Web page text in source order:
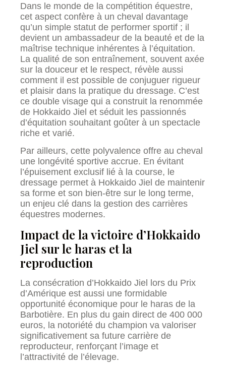
Dans le monde de la compétition équestre,
cet aspect confère à un cheval davantage
qu’un simple statut de performer sportif ; il
devient un ambassadeur de la beauté et de la
maîtrise technique inhérentes à l’équitation.
La qualité de son entraînement, souvent axée
sur la douceur et le respect, révèle aussi
comment il est possible de conjuguer rigueur
et plaisir dans la pratique du dressage. C’est
ce double visage qui a construit la renommée
de Hokkaido Jiel et séduit les passionnés
d’équitation souhaitant goûter à un spectacle
riche et varié.
Par ailleurs, cette polyvalence offre au cheval
une longévité sportive accrue. En évitant
l’épuisement exclusif lié à la course, le
dressage permet à Hokkaido Jiel de maintenir
sa forme et son bien-être sur le long terme,
un enjeu clé dans la gestion des carrières
équestres modernes.
Impact de la victoire d’Hokkaido
Jiel sur le haras et la
reproduction
La consécration d’Hokkaido Jiel lors du Prix
d’Amérique est aussi une formidable
opportunité économique pour le haras de la
Barbotière. En plus du gain direct de 400 000
euros, la notoriété du champion va valoriser
significativement sa future carrière de
reproducteur, renforçant l’image et
l’attractivité de l’élevage.